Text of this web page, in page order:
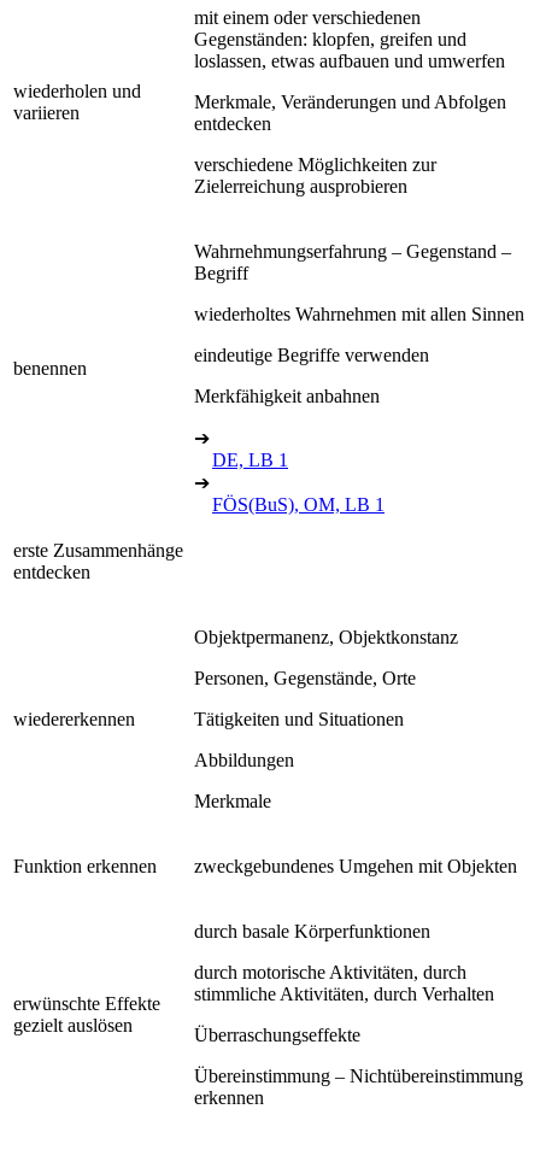
wiederholen und
variieren
mit einem oder verschiedenen
Gegenständen: klopfen, greifen und
loslassen, etwas aufbauen und umwerfen
Merkmale, Veränderungen und Abfolgen
entdecken
verschiedene Möglichkeiten zur
Zielerreichung ausprobieren
benennen
Wahrnehmungserfahrung – Gegenstand –
Begriff
wiederholtes Wahrnehmen mit allen Sinnen
eindeutige Begriffe verwenden
Merkfähigkeit anbahnen
➔
DE, LB 1
➔
FÖS(BuS), OM, LB 1
erste Zusammenhänge
entdecken
wiedererkennen
Objektpermanenz, Objektkonstanz
Personen, Gegenstände, Orte
Tätigkeiten und Situationen
Abbildungen
Merkmale
Funktion erkennen zweckgebundenes Umgehen mit Objekten
erwünschte Effekte
gezielt auslösen
durch basale Körperfunktionen
durch motorische Aktivitäten, durch
stimmliche Aktivitäten, durch Verhalten
Überraschungseffekte
Übereinstimmung – Nichtübereinstimmung
erkennen